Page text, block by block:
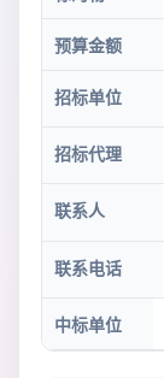
预算金额
招标单位
招标代理
联系人
联系电话
中标单位